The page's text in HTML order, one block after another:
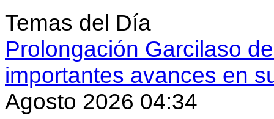
Temas del Día
Prolongación Garcilaso
importantes avances en
Agosto 2026 04:34